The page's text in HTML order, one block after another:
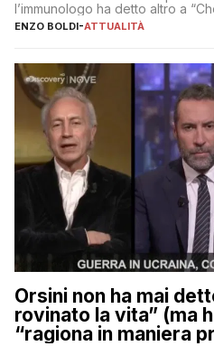
l’immunologo ha detto altro a
ENZO BOLDI-ATTUALITÀ
Orsini non ha mai
rovinato la vita” (ma
“ragiona in maniera